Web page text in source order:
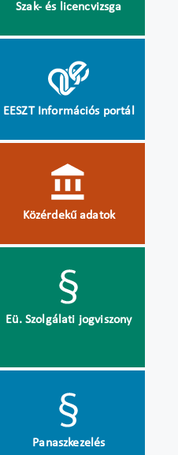
Szak- és licencvizsga
EESZT Információs portál
Közérdekű adatok
Eü. Szolgálati jogviszony
Panaszkezelés